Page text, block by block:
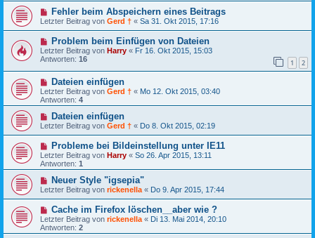
Fehler beim Abspeichern eines Beitrags
Letzter Beitrag von Gerd † « Sa 31. Okt 2015, 17:16
Problem beim Einfügen von Dateien
Letzter Beitrag von Harry « Fr 16. Okt 2015, 15:03
Antworten: 16 1 2
Dateien einfügen
Letzter Beitrag von Gerd † « Mo 12. Okt 2015, 03:40
Antworten: 4
Dateien einfügen
Letzter Beitrag von Gerd † « Do 8. Okt 2015, 02:19
Probleme bei Bildeinstellung unter IE11
Letzter Beitrag von Harry « So 26. Apr 2015, 13:11
Antworten: 1
Neuer Style "igsepia"
Letzter Beitrag von rickenella « Do 9. Apr 2015, 17:44
Cache im Firefox löschen__aber wie ?
Letzter Beitrag von rickenella « Di 13. Mai 2014, 20:10
Antworten: 2